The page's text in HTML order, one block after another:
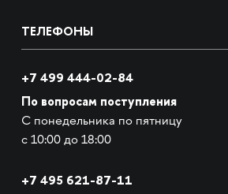
ТЕЛЕФОНЫ
+7 499 444-02-84
По вопросам поступления
С понедельника по пятницу
с 10:00 до 18:00
+7 495 621-87-11